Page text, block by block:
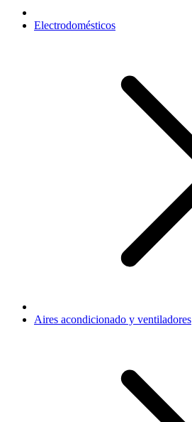
Electrodomésticos
Aires acondicionado y ventiladores